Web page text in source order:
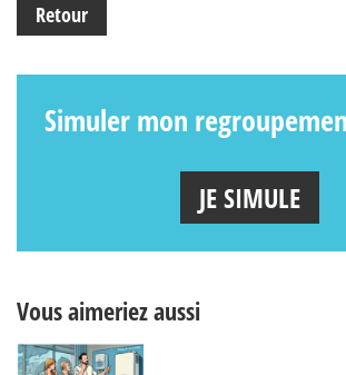
Retour
Simuler mon
JE SIMULE
Vous aimeriez aussi